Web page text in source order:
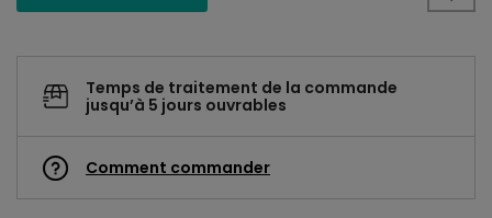
Temps de traitement de la commande
jusqu’à 5 jours ouvrables
Comment commander